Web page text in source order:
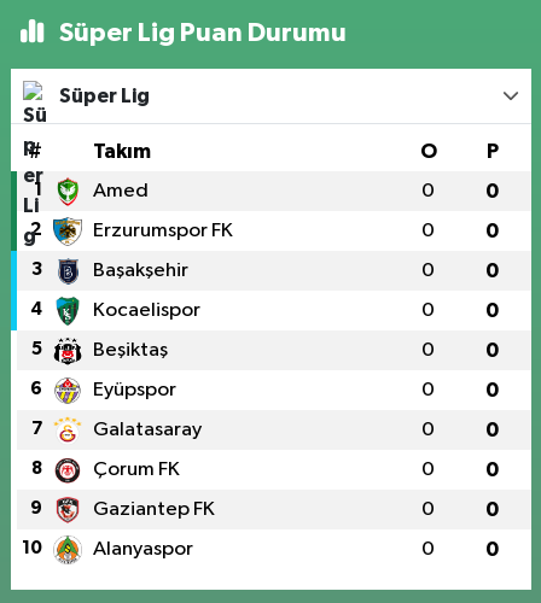
Süper Lig Puan Durumu
Süper Lig
# Takım O P
1 Amed 0 0
2 Erzurumspor FK 0 0
3 Başakşehir 0 0
4 Kocaelispor 0 0
5 Beşiktaş 0 0
6 Eyüpspor 0 0
7 Galatasaray 0 0
8 Çorum FK 0 0
9 Gaziantep FK 0 0
10 Alanyaspor 0 0